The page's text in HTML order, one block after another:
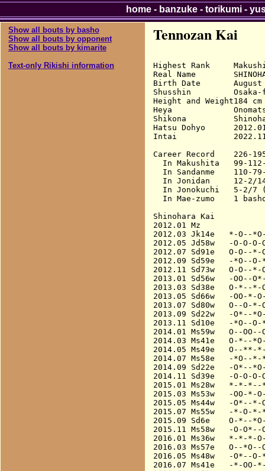
Show all bouts by basho
Show all bouts by opponent
Show all bouts by kimarite
Text-only Rikishi information
Tennozan Kai
Highest Rank
Real Name
Birth Date       August
Shusshin         Osaka-
Height and Weight184
Heya
Shikona
Hatsu Dohyo
Intai
Career Record    226-
In Makushita   99-
In Sandanme    110-
In Jonidan     12-2/
In Jonokuchi   5-2/7
In Mae-zumo    1
Shinohara Kai
2012.01 Mz
2012.03 Jk14e   *-O--
2012.05 Jd58w   -O-O-
2012.07 Sd91e   O-O--*-
2012.09 Sd59e   -*O--
2012.11 Sd73w   O-O--
2013.01 Sd56w   -OO--
2013.03 Sd38e   O-*--
2013.05 Sd66w   -OO-
2013.07 Sd80w   O--O-*-
2013.09 Sd22w   -O*--
2013.11 Sd10e   -*O--
2014.01 Ms59w   O--
2014.03 Ms41e   O-*--
2014.05 Ms49e   O--**-
2014.07 Ms58e   -*O--
2014.09 Sd22e   -O*--
2014.11 Sd39e   -O-O-
2015.01 Ms28w   *-*-
2015.03 Ms53w   -OO-*-
2015.05 Ms44w   -O*--
2015.07 Ms55w   -*-O-
2015.09 Sd6e    O-*--
2015.11 Ms58w   -O-
2016.01 Ms36w   *-*-*-
2016.03 Ms57e   O--
2016.05 Ms48w   -O*--
2016.07 Ms41e   -*-
home- banzuke- torikumi-